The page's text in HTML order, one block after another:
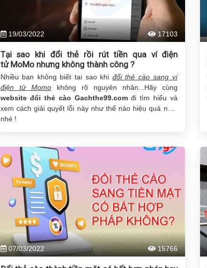
19/03/2022 17103
Tại sao khi đổi thẻ rồi rút tiền qua ví điện
tử MoMo nhưng không thành công ?
Nhiều bạn không biết tại sao khi đổi thẻ cào sang ví
điện tử Momokhông rõ nguyên nhân...Hãy cùng
website đổi thẻ cào Gachthe99.comđi tìm hiểu và
xem cách giải quyết lỗi này như thế nào hiệu quả nhất
nhé !
07/03/2022 15766